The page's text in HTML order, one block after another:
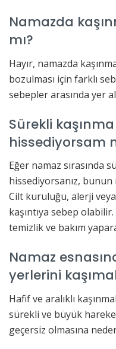
Namazda
mı?
Hayır, namazda
bozulması için farklı
sebepler arasında yer
Sürekli
hissediyorsam
Eğer namaz sırasında
hissediyorsanız,
Cilt kuruluğu, alerji
kaşıntıya sebep
temizlik ve bakım
Namaz
yerlerini
Hafif ve aralıklı
sürekli ve büyük
geçersiz olmasına